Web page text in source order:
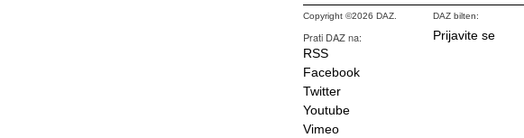
Copyright ©2026 DAZ.
Prati DAZ na:
RSS
Facebook
Twitter
Youtube
Vimeo
DAZ bilten:
Prijavite se